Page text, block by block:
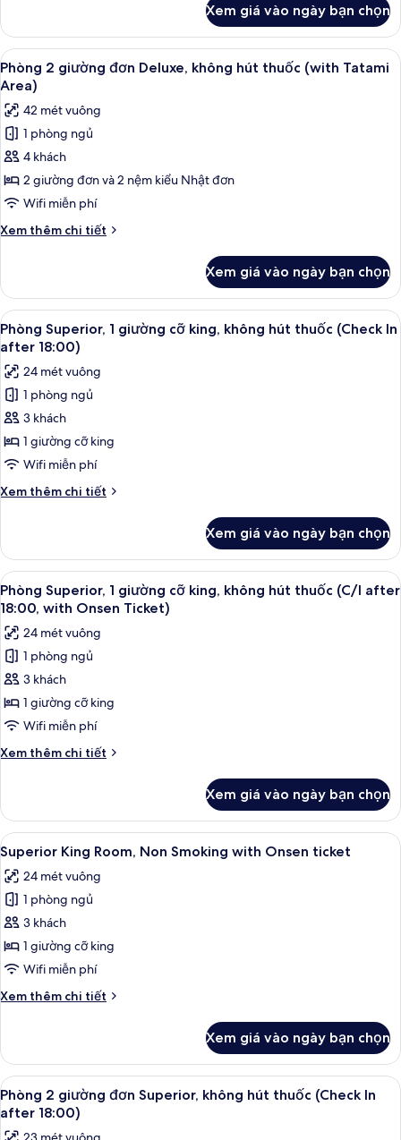
thuốc
(Moderate
Twin-
ReFa
Room,
Non
Smoking)
Phòng,
chỉ
dành
cho
không
hút
thuốc
(Moderate
Twin-
Room,
Non
Smoking)
Xem giá vào ngày bạn chọn
Xem
tất
cả
ảnh
Phòng
2
giường
đơn
Deluxe,
không
thuốc
(with
Tatami
Area)
Chăn bông, két bảo mật tại phòng,
4
Phòng 2 giường đơn Deluxe, không hút thuốc (with Tatami
Area)
42 mét vuông
1 phòng ngủ
4 khách
2 giường đơn và 2 nệm kiểu Nhật đơn
Wifi miễn phí
Xem thêm chi tiết
Chi
Phòng
giường
đơn
không
hút
thuốc
(with
Tatami
Xem giá vào ngày bạn chọn
Xem
tất
cả
ảnh
Phòng
Superior,
1
giường
cỡ
king,
hút
thuốc
(Check
In
after
18:00)
Chăn bông, két bảo mật tại phòng,
2
Phòng Superior, 1 giường cỡ king, không hút thuốc (Check In
after 18:00)
24 mét vuông
1 phòng ngủ
3 khách
1 giường cỡ king
Wifi miễn phí
Xem thêm chi tiết
Chi
Phòng
Superior,
1
giường
king,
không
hút
thuốc
(Check
after
18:00)
Xem giá vào ngày bạn chọn
Xem
tất
cả
ảnh
Phòng
Superior,
1
giường
cỡ
king,
hút
thuốc
(C/I
after
18:00,
with
Onsen
Ticket)
Chăn bông, két bảo mật tại phòng,
2
Phòng Superior, 1 giường cỡ king, không hút thuốc (C/I after
18:00, with Onsen Ticket)
24 mét vuông
1 phòng ngủ
3 khách
1 giường cỡ king
Wifi miễn phí
Xem thêm chi tiết
Chi
Phòng
Superior,
1
giường
cỡ
king,
hút
thuốc
(C/I
after
18:00,
Xem giá vào ngày bạn chọn
Xem
tất
cả
ảnh
Superior
King
Room,
Smoking
ticket
Chăn bông, két bảo mật tại phòng,
2
Superior King Room, Non Smoking with Onsen ticket
24 mét vuông
1 phòng ngủ
3 khách
1 giường cỡ king
Wifi miễn phí
Xem thêm chi tiết
Chi
Superior
King
Room,
Non
Xem giá vào ngày bạn chọn
Xem
tất
cả
Chăn bông, két bảo mật tại phòng,
2
Phòng 2 giường đơn Superior, không hút thuốc (Check In
after 18:00)